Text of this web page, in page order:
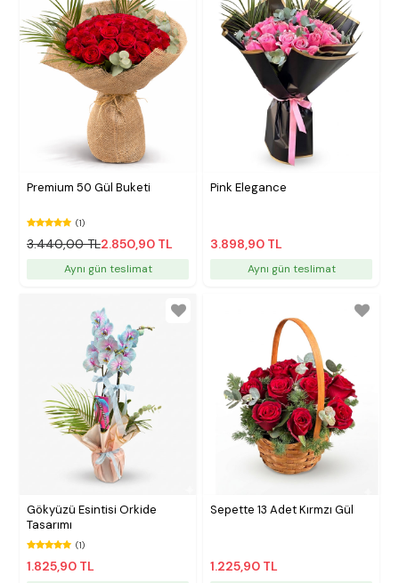
Premium 50 Gül Buketi
(1)
3.440,00 TL2.850,90 TL
Aynı gün teslimat
Pink Elegance
3.898,90 TL
Aynı gün teslimat
Gökyüzü Esintisi Orkide
Tasarımı
(1)
1.825,90 TL
Sepette 13 Adet Kırmzı Gül
1.225,90 TL